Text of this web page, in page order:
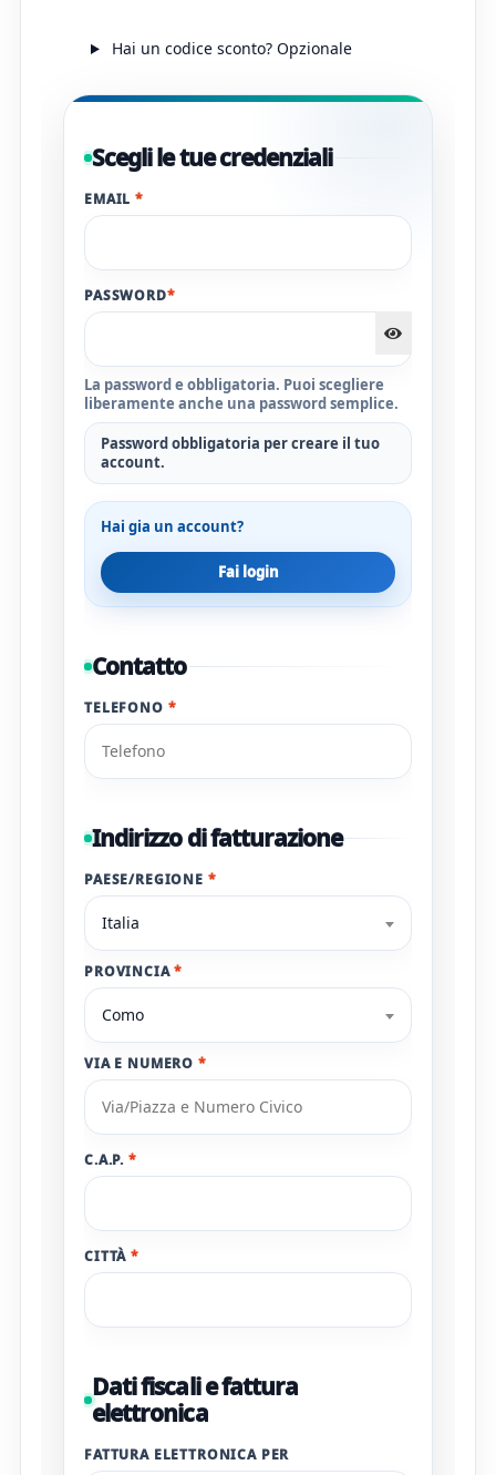
Hai un codice sconto? Opzionale
Scegli le tue credenziali
Dati fiscali e fattura
elettronica
Contatto
Indirizzo di fatturazione
Hai gia un account?
Fai login
EMAIL*
PASSWORD*
La password e obbligatoria. Puoi scegliere
liberamente anche una password semplice.
Password obbligatoria per creare il tuo
account.
FATTURA ELETTRONICA PER
PAESE/REGIONE *
Italia
PROVINCIA *
Como
VIA E NUMERO *
C.A.P. *
CITTÀ *
TELEFONO *